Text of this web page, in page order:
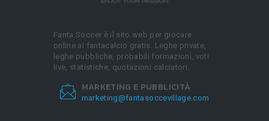
Fanta.Soccer è il sito web per giocare
online al fantacalcio gratis. Leghe private,
leghe pubbliche, probabili formazioni, voti
live, statistiche, quotazioni calciatori.
MARKETING E PUBBLICITÀ
marketing@fantasoccevillage.com